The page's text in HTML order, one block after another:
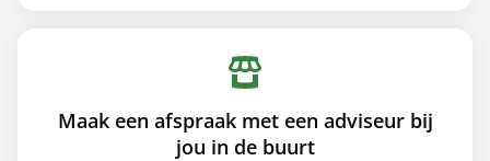
Maak een afspraak met een adviseur bij
jou in de buurt